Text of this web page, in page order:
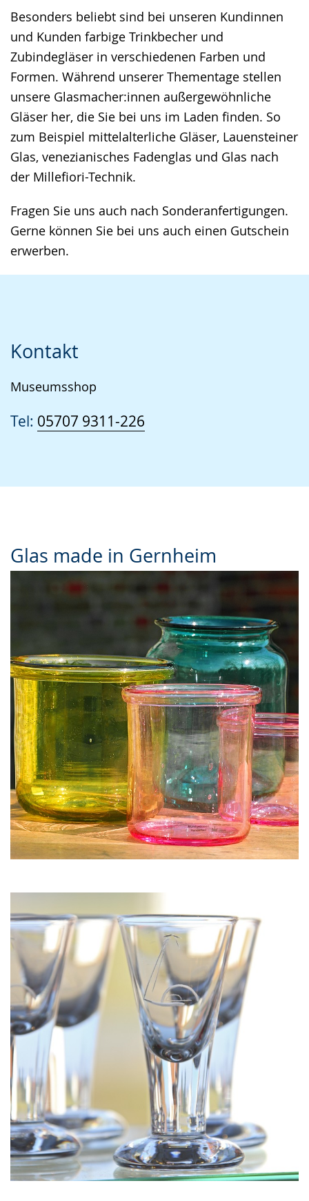
Besonders beliebt sind bei unseren Kundinnen
und Kunden farbige Trinkbecher und
Zubindegläser in verschiedenen Farben und
Formen. Während unserer Thementage stellen
unsere Glasmacher:innen außergewöhnliche
Gläser her, die Sie bei uns im Laden finden. So
zum Beispiel mittelalterliche Gläser, Lauensteiner
Glas, venezianisches Fadenglas und Glas nach
der Millefiori-Technik.
Fragen Sie uns auch nach Sonderanfertigungen.
Gerne können Sie bei uns auch einen Gutschein
erwerben.
Kontakt
Museumsshop
Tel: 05707 9311-226
Glas made in Gernheim